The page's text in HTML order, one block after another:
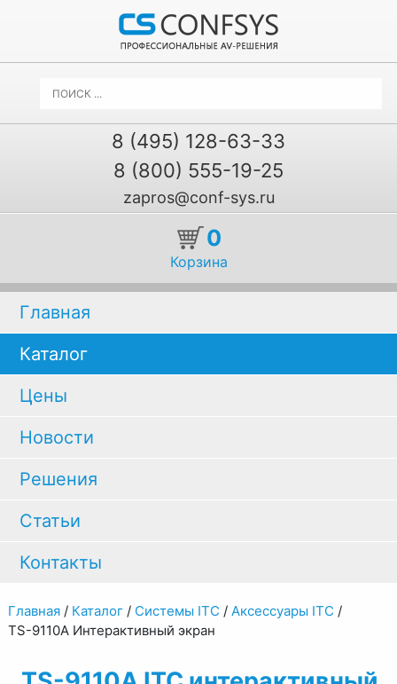
8 (495) 128-63-33
8 (800) 555-19-25
zapros@conf-sys.ru
0
Корзина
Главная
Каталог
Цены
Новости
Решения
Статьи
Контакты
Главная/ Каталог/ Системы ITC / Аксессуары ITC /
TS-9110A Интерактивный экран